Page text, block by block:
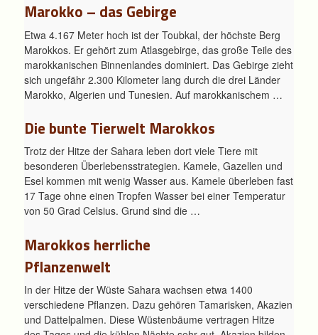
Marokko – das Gebirge
Etwa 4.167 Meter hoch ist der Toubkal, der höchste Berg
Marokkos. Er gehört zum Atlasgebirge, das große Teile des
marokkanischen Binnenlandes dominiert. Das Gebirge zieht
sich ungefähr 2.300 Kilometer lang durch die drei Länder
Marokko, Algerien und Tunesien. Auf marokkanischem …
Die bunte Tierwelt Marokkos
Trotz der Hitze der Sahara leben dort viele Tiere mit
besonderen Überlebensstrategien. Kamele, Gazellen und
Esel kommen mit wenig Wasser aus. Kamele überleben fast
17 Tage ohne einen Tropfen Wasser bei einer Temperatur
von 50 Grad Celsius. Grund sind die …
Marokkos herrliche
Pflanzenwelt
In der Hitze der Wüste Sahara wachsen etwa 1400
verschiedene Pflanzen. Dazu gehören Tamarisken, Akazien
und Dattelpalmen. Diese Wüstenbäume vertragen Hitze